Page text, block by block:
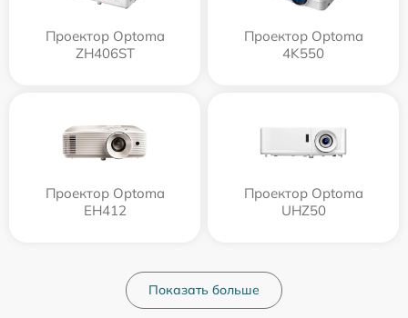
Проектор Optoma
ZH406ST
Проектор Optoma
4K550
Проектор Optoma
EH412
Проектор Optoma
UHZ50
Показать больше